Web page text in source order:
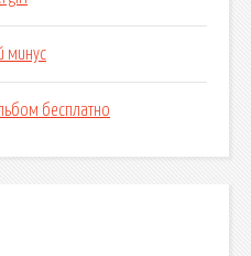
минус
бесплатно